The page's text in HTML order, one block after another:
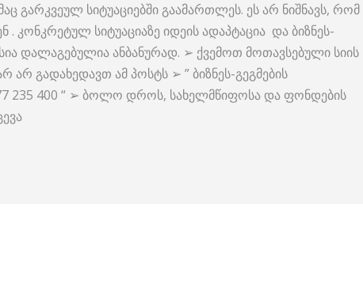
გარკვეულ სიტუაციებში გაამართლეს. ეს არ ნიშნავს, რომ
. კონკრეტულ სიტუაციაზე იდეის ადაპტაცია და ბიზნეს-
დალაგებულია ანბანურად. ➢ ქვემოთ მოთავსებული სიის
არ გადახედავთ ამ პოსტს ➢ ” ბიზნეს-გეგმების
235 400 “ ➢ ბოლო დროს, სახელმწიფოსა და ფონდების